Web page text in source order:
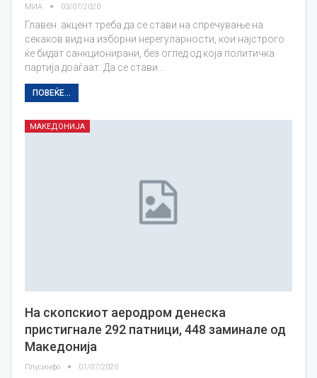
МИА 03/07/2020
Главен акцент треба да се стави на спречување на
секаков вид на изборни нерегуларности, кои најстрого
ќе бидат санкционирани, без оглед од која политичка
партија доаѓаат. Да се стави…
ПОВЕЌЕ...
МАКЕДОНИЈА
На скопскиот аеродром денеска
пристигнале 292 патници, 448 заминале од
Македонија
Плусинфо 01/07/2020